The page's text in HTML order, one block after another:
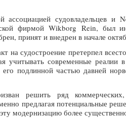
судовладельцев
фирмой Wikborg Rein, был
принят и внедрен в начале
на судостроение претерпел
учитывать современные
подлинной частью давней
решить ряд
предлагая потенциальные
модернизацию более